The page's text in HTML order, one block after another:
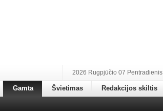
2026 Rugpjūčio 07 Pentradienis
Gamta Švietimas Redakcijos skiltis